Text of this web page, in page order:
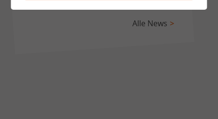
Alle News